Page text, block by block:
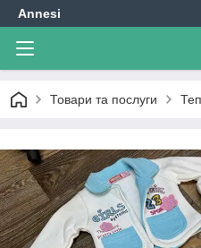
Annesi
Товари та послуги